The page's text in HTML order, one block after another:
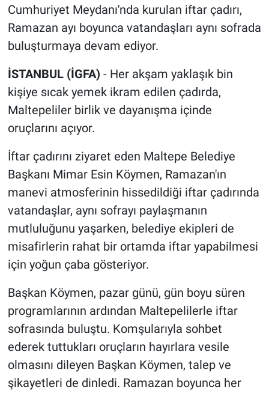
Cumhuriyet Meydanı'nda kurulan iftar çadırı,
Ramazan ayı boyunca vatandaşları aynı sofrada
buluşturmaya devam ediyor.
İSTANBUL (İGFA) - Her akşam yaklaşık bin
kişiye sıcak yemek ikram edilen çadırda,
Maltepeliler birlik ve dayanışma içinde
oruçlarını açıyor.
İftar çadırını ziyaret eden Maltepe Belediye
Başkanı Mimar Esin Köymen, Ramazan'ın
manevi atmosferinin hissedildiği iftar çadırında
vatandaşlar, aynı sofrayı paylaşmanın
mutluluğunu yaşarken, belediye ekipleri de
misafirlerin rahat bir ortamda iftar yapabilmesi
için yoğun çaba gösteriyor.
Başkan Köymen, pazar günü, gün boyu süren
programlarının ardından Maltepelilerle iftar
sofrasında buluştu. Komşularıyla sohbet
ederek tuttukları oruçların hayırlara vesile
olmasını dileyen Başkan Köymen, talep ve
şikayetleri de dinledi. Ramazan boyunca her